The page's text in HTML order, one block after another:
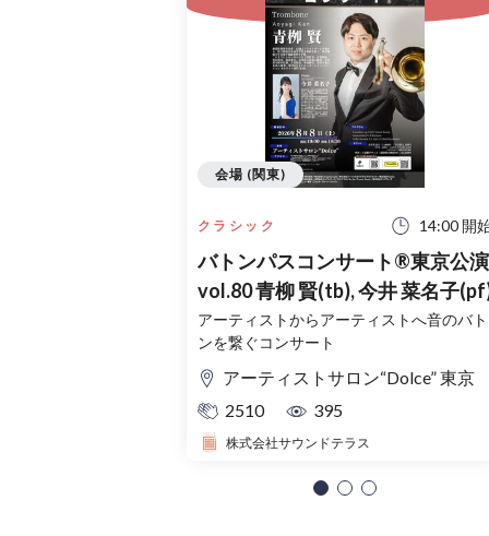
クラシック 14:00 開
バトンパスコンサート®東京公演
vol.80 青柳 賢(tb), 今井 菜名子
アーティストからアーティストへ音のバト
ンを繋ぐコンサート
アーティストサロン“Dolce” 東京
2510
395
株式会社サウンドテラス
会場 (関東)